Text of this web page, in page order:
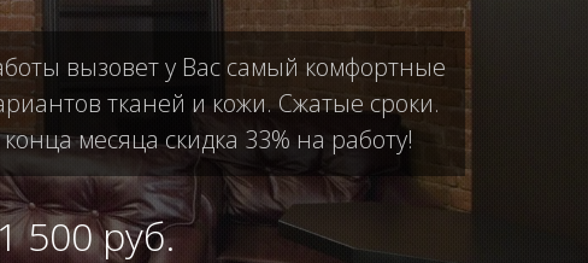
вызовет у Вас самый комфортные
тканей и кожи. Сжатые сроки.
месяца скидка 33% на работу!
руб.